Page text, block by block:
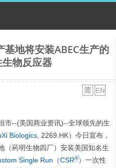
地将安装ABEC生产的
物反应器
市--(美国商业资讯)--全球领先的生
Biologics, 2269.HK）今日宣布，
（药明生物四厂）安装美国知名生
Single Run（CSR®） 一次性